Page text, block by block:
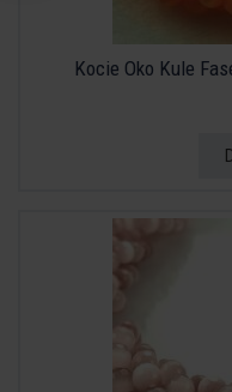
Kocie Oko Kule